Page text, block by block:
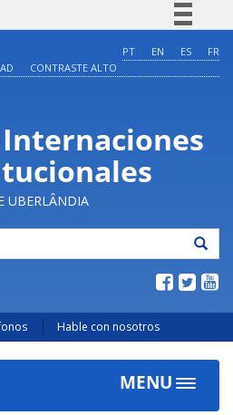
Comunica BR
Acesso à informação
Legislação
Canais
PT EN ES
FR
CONTRASTE ALTO
UBERLÂNDIA
Hable con nosotros
MENU
Toggle